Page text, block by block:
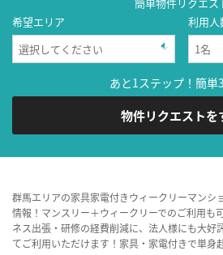
希望エリア
利用人
あと1ステップ！簡単
物件リクエストを
群馬エリアの家具家電付きウィークリーマンシ
情報！マンスリー＋ウィークリーでのご利用も
ネス出張・研修の経費削減に、法人様にも大好
てご利用いただけます！家具・家電付きで単身